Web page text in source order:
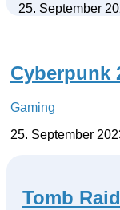
25. September
Cyberpunk
Gaming
25. September
Tomb